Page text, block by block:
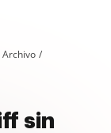
sin